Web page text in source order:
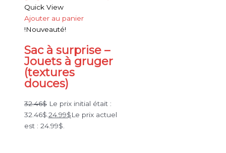
Quick View
Ajouter au panier
!Nouveauté!
Sac à surprise –
Jouets à gruger
(textures
douces)
32.46$ Le prix initial était :
32.46$. 24.99$Le prix actuel
est : 24.99$.